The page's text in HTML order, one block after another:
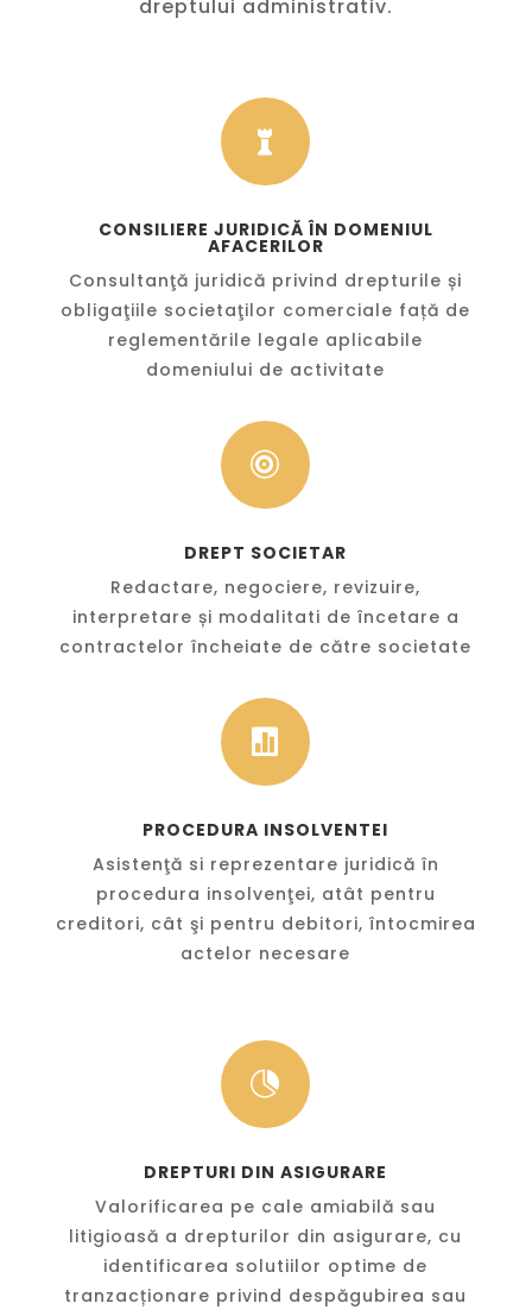
dreptului administrativ.

CONSILIERE JURIDICĂ ÎN DOMENIUL
AFACERILOR
Consultanţă juridică privind drepturile și
obligaţiile societaţilor comerciale față de
reglementările legale aplicabile
domeniului de activitate

DREPT SOCIETAR
Redactare, negociere, revizuire,
interpretare și modalitati de încetare a
contractelor încheiate de către societate

PROCEDURA INSOLVENTEI
Asistenţă si reprezentare juridică în
procedura insolvenţei, atât pentru
creditori, cât şi pentru debitori, întocmirea
actelor necesare

DREPTURI DIN ASIGURARE
Valorificarea pe cale amiabilă sau
litigioasă a drepturilor din asigurare, cu
identificarea solutiilor optime de
tranzacționare privind despăgubirea sau